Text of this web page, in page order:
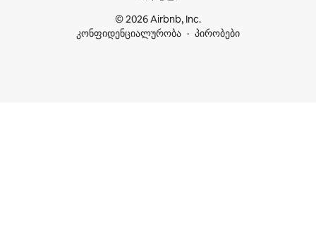
© 2026 Airbnb, Inc.
კონფიდენციალურობა
პირობები